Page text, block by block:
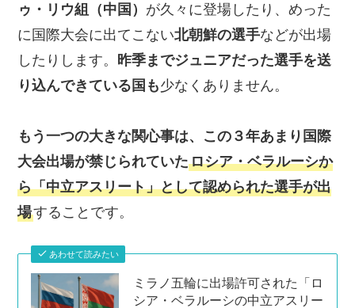
ゥ・リウ組（中国） が久々に登場したり、めった
に国際大会に出てこない北朝鮮の選手などが出場
したりします。
昨季までジュニアだった選手を送
り込んできている国も少なくありません。
もう一つの大きな関心事は、この３年あまり国際
大会出場が禁じられていたロシア・ベラルーシか
ら「中立アスリート」として認められた選手が出
場することです。
あわせて読みたい
ミラノ五輪に出場許可された「ロ
シア・ベラルーシの中立アスリー